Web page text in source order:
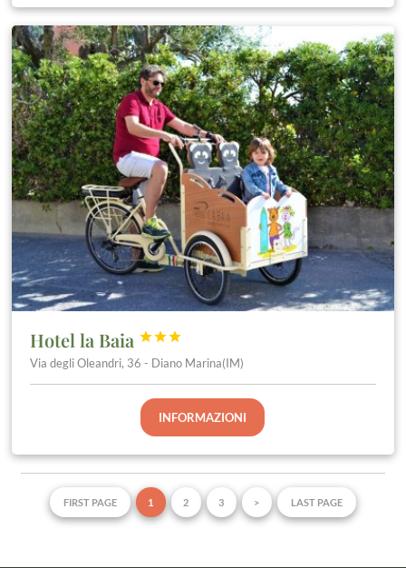
Hotel la Baia 


Via degli Oleandri, 36 - Diano Marina(IM)
INFORMAZIONI
FIRST PAGE 1 2 3 > LAST PAGE